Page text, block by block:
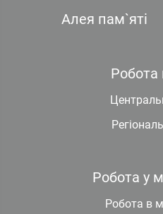
Алея пам`яті
Робота
Робота у
Робота в